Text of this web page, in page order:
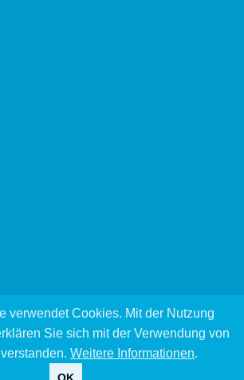
verwendet Cookies. Mit der Nutzung
Sie sich mit der Verwendung von
Weitere Informationen.